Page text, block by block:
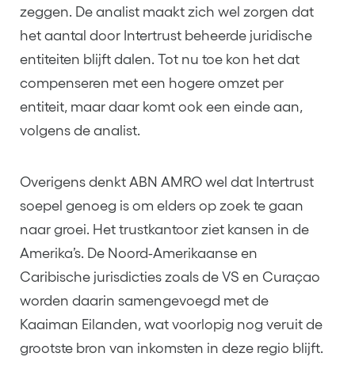
zeggen. De analist maakt zich wel zorgen dat
het aantal door Intertrust beheerde juridische
entiteiten blijft dalen. Tot nu toe kon het dat
compenseren met een hogere omzet per
entiteit, maar daar komt ook een einde aan,
volgens de analist.
Overigens denkt ABN AMRO wel dat Intertrust
soepel genoeg is om elders op zoek te gaan
naar groei. Het trustkantoor ziet kansen in de
Amerika’s. De Noord-Amerikaanse en
Caribische jurisdicties zoals de VS en Curaçao
worden daarin samengevoegd met de
Kaaiman Eilanden, wat voorlopig nog veruit de
grootste bron van inkomsten in deze regio blijft.